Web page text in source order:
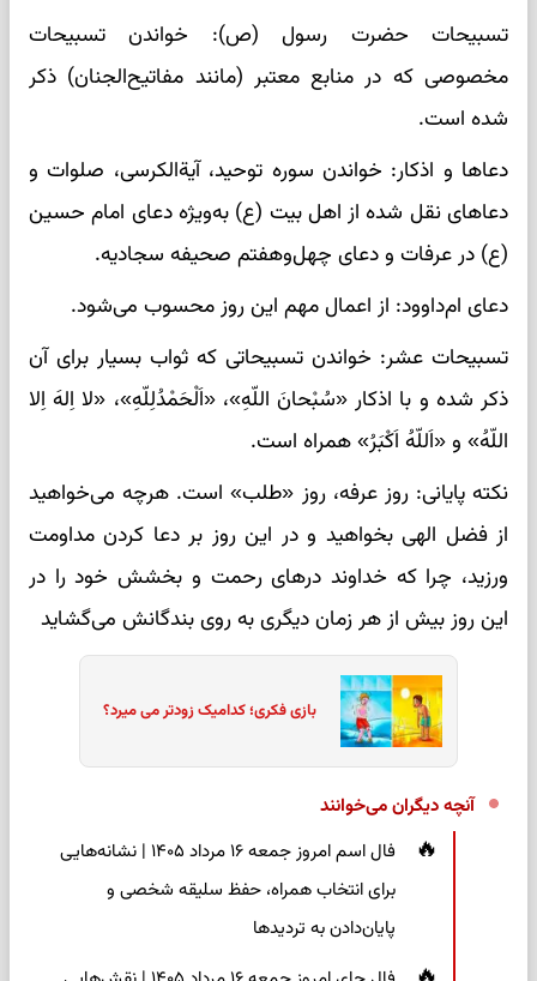
تسبیحات حضرت رسول (ص): خواندن تسبیحات
مخصوصی که در منابع معتبر (مانند مفاتیح‌الجنان) ذکر
شده است.
دعاها و اذکار: خواندن سوره توحید، آیة‌الکرسی، صلوات و
دعاهای نقل شده از اهل بیت (ع) به‌ویژه دعای امام حسین
(ع) در عرفات و دعای چهل‌وهفتم صحیفه سجادیه.
دعای ام‌داوود: از اعمال مهم این روز محسوب می‌شود.
تسبیحات عشر: خواندن تسبیحاتی که ثواب بسیار برای آن
ذکر شده و با اذکار «سُبْحانَ اللّهِ»، «اَلْحَمْدُلِلّهِ»، «لا اِلهَ اِلا
اللّهُ» و «اَللّهُ اَکْبَرُ» همراه است.
نکته پایانی: روز عرفه، روز «طلب» است. هرچه می‌خواهید
از فضل الهی بخواهید و در این روز بر دعا کردن مداومت
ورزید، چرا که خداوند درهای رحمت و بخشش خود را در
این روز بیش از هر زمان دیگری به روی بندگانش می‌گشاید
بازی فکری؛ کدامیک زودتر می میرد؟
آنچه دیگران می‌خوانند
فال اسم امروز جمعه ۱۶ مرداد ۱۴۰۵ | نشانه‌هایی
برای انتخاب همراه، حفظ سلیقه شخصی و
پایان‌دادن به تردیدها